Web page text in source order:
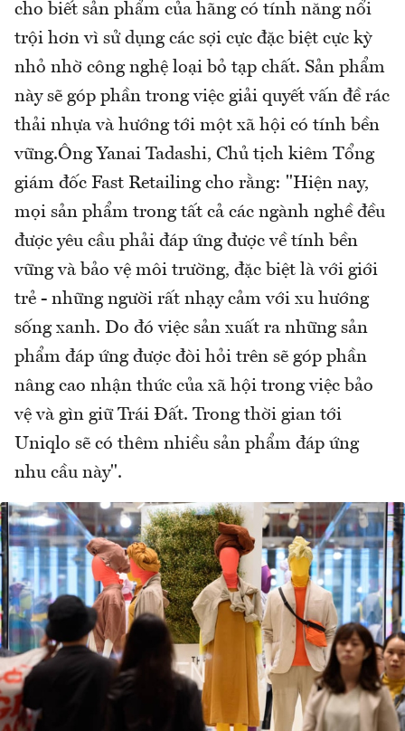
cho biết sản phẩm của hãng có tính năng nổi
trội hơn vì sử dụng các sợi cực đặc biệt cực kỳ
nhỏ nhờ công nghệ loại bỏ tạp chất. Sản phẩm
này sẽ góp phần trong việc giải quyết vấn đề rác
thải nhựa và hướng tới một xã hội có tính bền
vững.Ông Yanai Tadashi, Chủ tịch kiêm Tổng
giám đốc Fast Retailing cho rằng: "Hiện nay,
mọi sản phẩm trong tất cả các ngành nghề đều
được yêu cầu phải đáp ứng được về tính bền
vững và bảo vệ môi trường, đặc biệt là với giới
trẻ - những người rất nhạy cảm với xu hướng
sống xanh. Do đó việc sản xuất ra những sản
phẩm đáp ứng được đòi hỏi trên sẽ góp phần
nâng cao nhận thức của xã hội trong việc bảo
vệ và gìn giữ Trái Đất. Trong thời gian tới
Uniqlo sẽ có thêm nhiều sản phẩm đáp ứng
nhu cầu này".